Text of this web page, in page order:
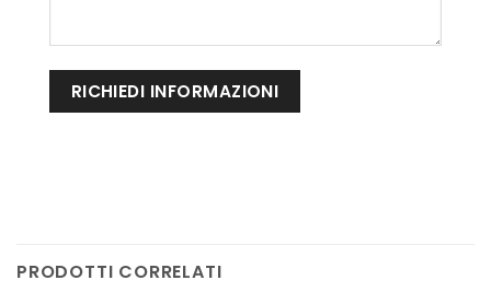
PRODOTTI CORRELATI